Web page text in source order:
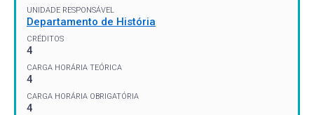
UNIDADE RESPONSÁVEL
Departamento de História
CRÉDITOS
4
CARGA HORÁRIA TEÓRICA
4
CARGA HORÁRIA OBRIGATÓRIA
4